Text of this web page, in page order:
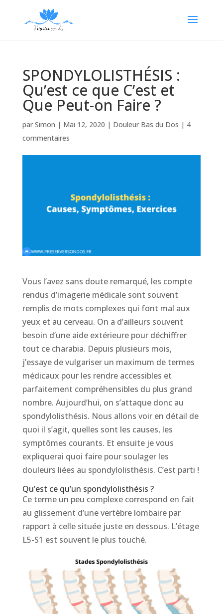
SPONDYLOLISTHÉSIS :
Qu’est ce que C’est et
Que Peut-on Faire ?
par Simon | Mai 12, 2020 | Douleur Bas du Dos | 4
commentaires
Vous l’avez sans doute remarqué, les compte
rendus d’imagerie médicale sont souvent
remplis de mots complexes qui font mal aux
yeux et au cerveau. On a d’ailleurs souvent
besoin d’une aide extérieure pour déchiffrer
tout ce charabia. Depuis plusieurs mois,
j’essaye de vulgariser un maximum de termes
médicaux pour les rendre accessibles et
parfaitement compréhensibles du plus grand
nombre. Aujourd’hui, on s’attaque donc au
spondylolisthésis. Nous allons voir en détail de
quoi il s’agit, quelles sont les causes, les
symptômes courants. Et ensuite je vous
expliquerai quoi faire pour soulager les
douleurs liées au spondylolisthésis. C’est parti !
Qu’est ce qu’un spondylolisthésis ?
Ce terme un peu complexe correspond en fait
au glissement d’une vertèbre lombaire par
rapport à celle située juste en dessous. L’étage
L5-S1 est souvent le plus touché.